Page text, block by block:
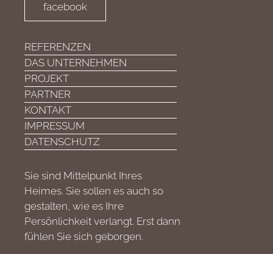
facebook
REFERENZEN
DAS UNTERNEHMEN
PROJEKT
PARTNER
KONTAKT
IMPRESSUM
DATENSCHUTZ
Sie sind Mittelpunkt Ihres
Heimes. Sie sollen es auch so
gestalten, wie es Ihre
Persönlichkeit verlangt. Erst dann
fühlen Sie sich geborgen.